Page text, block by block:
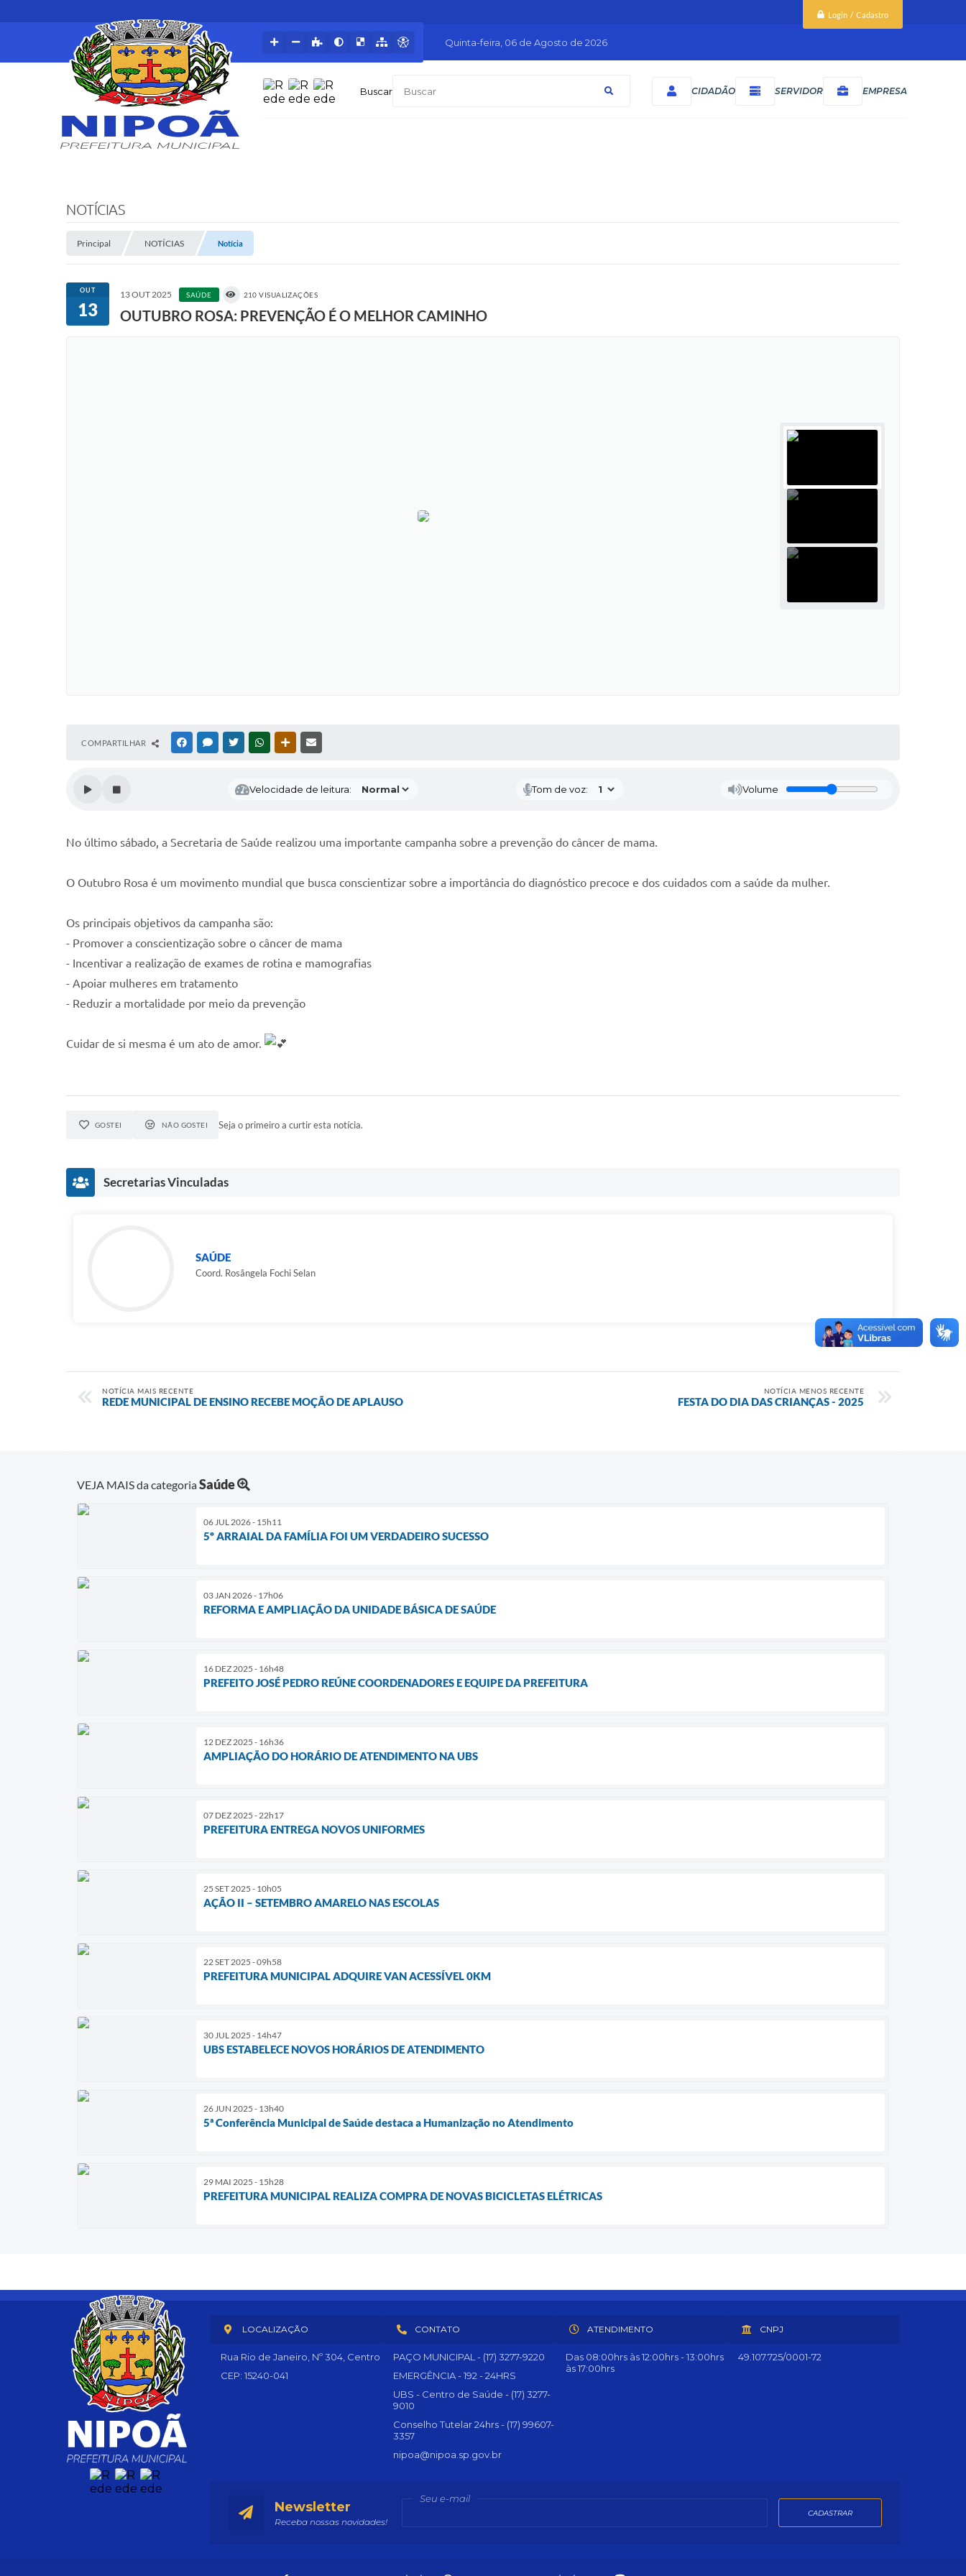
Login / Cadastro
Buscar CIDADÃO SERVIDOR EMPRESA
Quinta-feira 06 de Agosto de 2026
NOTÍCIAS
Principal NOTÍCIAS Notícia
OUT
13
13 OUT 2025 SAÚDE 210 VISUALIZAÇÕES
OUTUBRO ROSA: PREVENÇÃO É O MELHOR CAMINHO
COMPARTILHAR FACEBOOKMESSENGER
TWITTERWHATSAPPOUTRAS MÍDIAS
Velocidade de leitura: Tom de voz: Volume
No último sábado, a Secretaria de Saúde realizou uma importante campanha sobre a prevenção do câncer de mama.
O Outubro Rosa é um movimento mundial que busca conscientizar sobre a importância do diagnóstico precoce e dos cuidados com a saúde da mulher.
Os principais objetivos da campanha são:
- Promover a conscientização sobre o câncer de mama
- Incentivar a realização de exames de rotina e mamografias
- Apoiar mulheres em tratamento
- Reduzir a mortalidade por meio da prevenção
Cuidar de si mesma é um ato de amor.
GOSTEI NÃO GOSTEI Seja o primeiro a curtir esta notícia.
Secretarias Vinculadas
SAÚDE
Coord. Rosângela Fochi Selan
NOTÍCIA MAIS RECENTE
REDE MUNICIPAL DE ENSINO RECEBE MOÇÃO DE APLAUSO
NOTÍCIA MENOS RECENTE
FESTA DO DIA DAS CRIANÇAS - 2025
VEJA MAIS da categoriaSaúde
06 JUL 2026 - 15h11
5º ARRAIAL DA FAMÍLIA FOI UM VERDADEIRO SUCESSO
03 JAN 2026 - 17h06
REFORMA E AMPLIAÇÃO DA UNIDADE BÁSICA DE SAÚDE
16 DEZ 2025 - 16h48
PREFEITO JOSÉ PEDRO REÚNE COORDENADORES E EQUIPE DA PREFEITURA
12 DEZ 2025 - 16h36
AMPLIAÇÃO DO HORÁRIO DE ATENDIMENTO NA UBS
07 DEZ 2025 - 22h17
PREFEITURA ENTREGA NOVOS UNIFORMES
25 SET 2025 - 10h05
AÇÃO II – SETEMBRO AMARELO NAS ESCOLAS
22 SET 2025 - 09h58
PREFEITURA MUNICIPAL ADQUIRE VAN ACESSÍVEL 0KM
30 JUL 2025 - 14h47
UBS ESTABELECE NOVOS HORÁRIOS DE ATENDIMENTO
26 JUN 2025 - 13h40
5ª Conferência Municipal de Saúde destaca a Humanização no Atendimento
29 MAI 2025 - 15h28
PREFEITURA MUNICIPAL REALIZA COMPRA DE NOVAS BICICLETAS ELÉTRICAS
LOCALIZAÇÃO
Rua Rio de Janeiro, Nº 304, Centro
CEP: 15240-041
CONTATO
PAÇO MUNICIPAL - (17) 3277-9220
EMERGÊNCIA - 192 - 24HRS
UBS - Centro de Saúde - (17) 3277-
9010
Conselho Tutelar 24hrs - (17) 99607-
3357
nipoa@nipoa.sp.gov.br
ATENDIMENTO
Das 08:00hrs às 12:00hrs - 13:00hrs
às 17:00hrs
CNPJ
49.107.725/0001-72
Newsletter
Receba nossas novidades!
Seu e-mail
CADASTRAR